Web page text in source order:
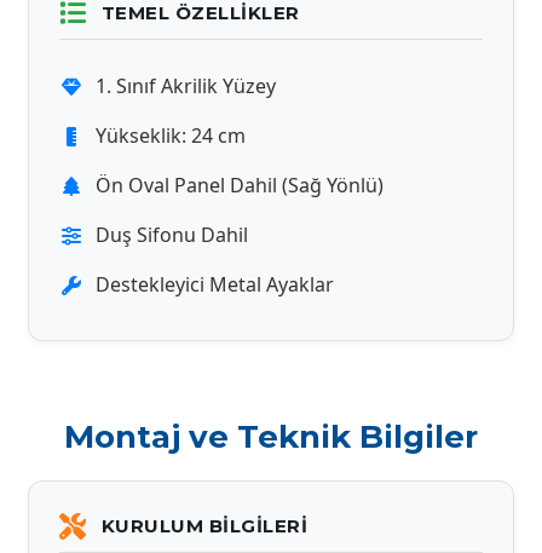
TEMEL ÖZELLIKLER
1. Sınıf Akrilik Yüzey
Yükseklik: 24 cm
Ön Oval Panel Dahil (Sağ Yönlü)
Duş Sifonu Dahil
Destekleyici Metal Ayaklar
Montaj ve Teknik Bilgiler
KURULUM BILGILERI